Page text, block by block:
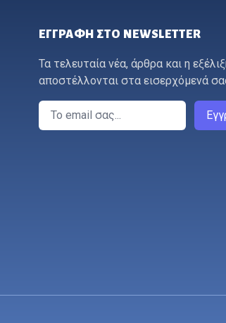
ΕΓΓΡΑΦΉ ΣΤΟ NEWSLETTER
Τα τελευταία νέα, άρθρα και η
αποστέλλονται στα εισερχόμενά
Email